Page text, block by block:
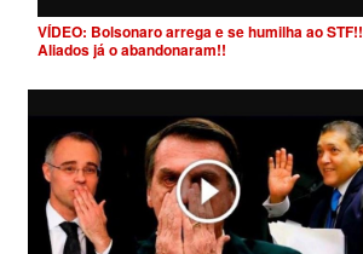
VÍDEO: Bolsonaro arrega e se humilha ao STF!!
Aliados já o abandonaram!!